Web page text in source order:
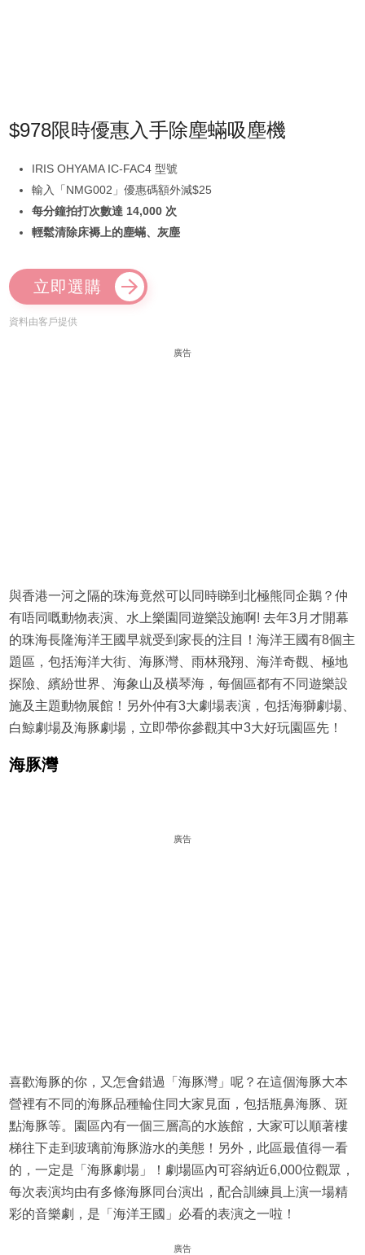
$978限時優惠入手除塵蟎吸塵機
IRIS OHYAMA IC-FAC4 型號
輸入「NMG002」優惠碼額外減$25
每分鐘拍打次數達 14,000 次
輕鬆清除床褥上的塵蟎、灰塵
立即選購
資料由客戶提供
廣告
與香港一河之隔的珠海竟然可以同時睇到北極熊同企鵝？仲
有唔同嘅動物表演、水上樂園同遊樂設施啊! 去年3月才開幕
的珠海長隆海洋王國早就受到家長的注目！海洋王國有8個主
題區，包括海洋大街、海豚灣、雨林飛翔、海洋奇觀、極地
探險、繽紛世界、海象山及橫琴海，每個區都有不同遊樂設
施及主題動物展館！另外仲有3大劇場表演，包括海獅劇場、
白鯨劇場及海豚劇場，立即帶你參觀其中3大好玩園區先！
海豚灣
廣告
喜歡海豚的你，又怎會錯過「海豚灣」呢？在這個海豚大本
營裡有不同的海豚品種輪住同大家見面，包括瓶鼻海豚、斑
點海豚等。園區內有一個三層高的水族館，大家可以順著樓
梯往下走到玻璃前海豚游水的美態！另外，此區最值得一看
的，一定是「海豚劇場」！劇場區內可容納近6,000位觀眾，
每次表演均由有多條海豚同台演出，配合訓練員上演一場精
彩的音樂劇，是「海洋王國」必看的表演之一啦！
廣告